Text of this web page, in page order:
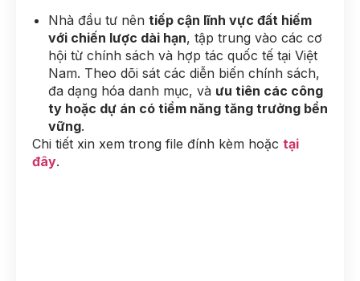
Nhà đầu tư nên tiếp cận lĩnh vực đất hiếm
với chiến lược dài hạn, tập trung vào các cơ
hội từ chính sách và hợp tác quốc tế tại Việt
Nam. Theo dõi sát các diễn biến chính sách,
đa dạng hóa danh mục, và ưu tiên các công
ty hoặc dự án có tiềm năng tăng trưởng bền
vững.
Chi tiết xin xem trong file đính kèm hoặc tại
đây.